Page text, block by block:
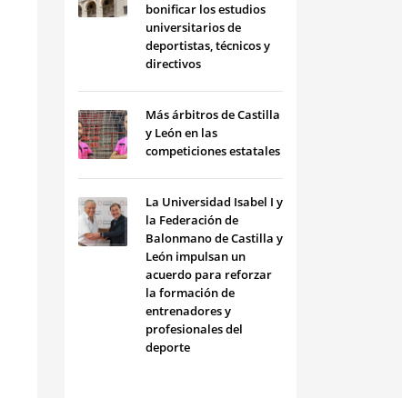
bonificar los estudios
universitarios de
deportistas, técnicos y
directivos
Más árbitros de Castilla
y León en las
competiciones estatales
La Universidad Isabel I y
la Federación de
Balonmano de Castilla y
León impulsan un
acuerdo para reforzar
la formación de
entrenadores y
profesionales del
deporte